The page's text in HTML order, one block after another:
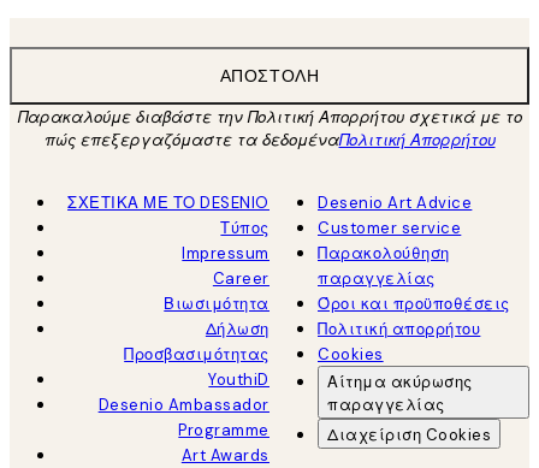
ΑΠΟΣΤΟΛΉ
Παρακαλούμε διαβάστε την Πολιτική Απορρήτου σχετικά με το
πώς επεξεργαζόμαστε τα δεδομέναΠολιτική Απορρήτου
ΣΧΕΤΙΚΑ ΜΕ ΤΟ DESENIO
Τύπος
Impressum
Career
Βιωσιμότητα
Δήλωση
Προσβασιμότητας
YouthiD
Desenio Ambassador
Programme
Art Awards
Desenio Art Advice
Customer service
Παρακολούθηση
παραγγελίας
Όροι και προϋποθέσεις
Πολιτική απορρήτου
Cookies
Αίτημα ακύρωσης
παραγγελίας
Διαχείριση Cookies